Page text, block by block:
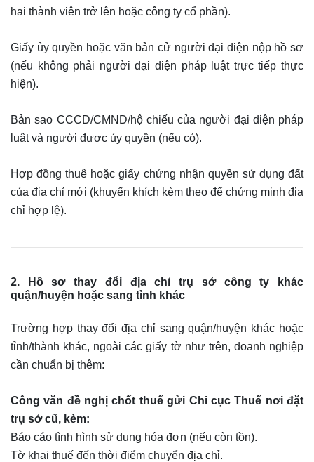
hai thành viên trở lên hoặc công ty cổ phần).
Giấy ủy quyền hoặc văn bản cử người đại diện nộp hồ sơ
(nếu không phải người đại diện pháp luật trực tiếp thực
hiện).
Bản sao CCCD/CMND/hộ chiếu của người đại diện pháp
luật và người được ủy quyền (nếu có).
Hợp đồng thuê hoặc giấy chứng nhận quyền sử dụng đất
của địa chỉ mới (khuyến khích kèm theo để chứng minh địa
chỉ hợp lệ).
2. Hồ sơ thay đổi địa chỉ trụ sở công ty khác
quận/huyện hoặc sang tỉnh khác
Trường hợp thay đổi địa chỉ sang quận/huyện khác hoặc
tỉnh/thành khác, ngoài các giấy tờ như trên, doanh nghiệp
cần chuẩn bị thêm:
Công văn đề nghị chốt thuế gửi Chi cục Thuế nơi đặt
trụ sở cũ, kèm:
Báo cáo tình hình sử dụng hóa đơn (nếu còn tồn).
Tờ khai thuế đến thời điểm chuyển địa chỉ.